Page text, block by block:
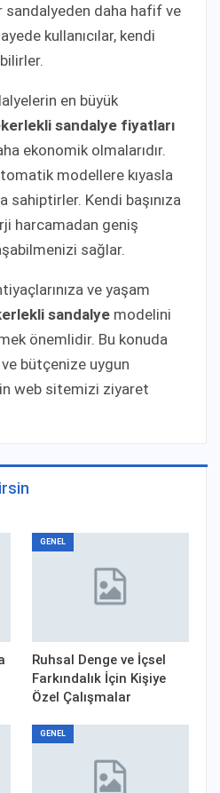
sandalyeden daha hafif ve
kullanıcılar, kendi
en büyük
sandalye fiyatları
ekonomik olmalarıdır.
modellere kıyasla
sahiptirler. Kendi başınıza
harcamadan geniş
sağlar.
ve yaşam
sandalye modelini
önemlidir. Bu konuda
bütçenize uygun
web sitemizi ziyaret
GENEL
Ruhsal Denge ve İçsel
Farkındalık İçin Kişiye
Özel Çalışmalar
GENEL